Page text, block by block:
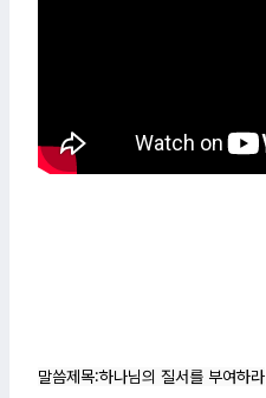
말씀제목:하나님의 질서를 부여하라